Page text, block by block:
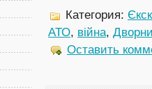
Категория:
АТО, війна,
Оставить